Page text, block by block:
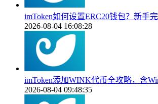
imToken如何设置ERC20钱包？新手
2026-08-04 16:08:28
imToken添加WINK代币全攻略，含
2026-08-04 09:48:35